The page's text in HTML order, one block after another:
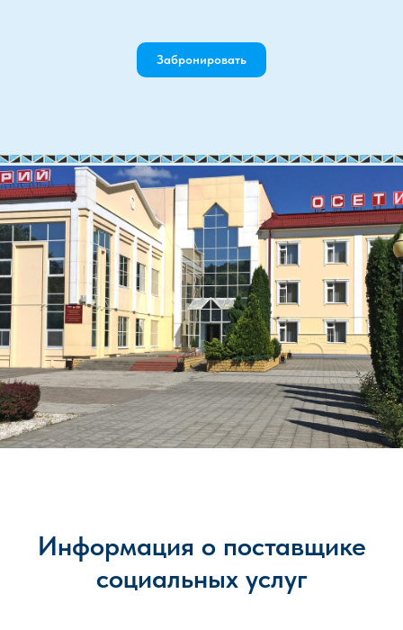
Забронировать
Информация о поставщике
социальных услуг